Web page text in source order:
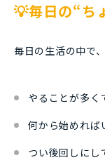
💡毎日の“ち
毎日の生活の中で、
やることが多く
何から始めれば
つい後回しにし